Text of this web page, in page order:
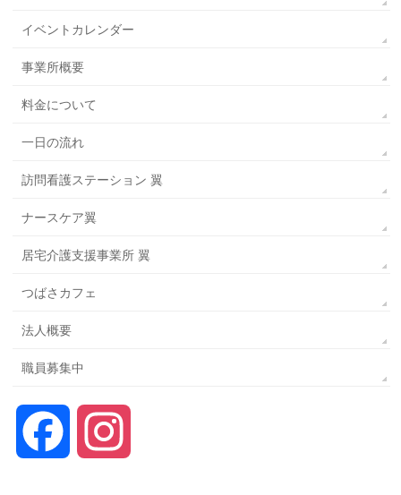
イベントカレンダー
事業所概要
料金について
一日の流れ
訪問看護ステーション 翼
ナースケア翼
居宅介護支援事業所 翼
つばさカフェ
法人概要
職員募集中
Facebook